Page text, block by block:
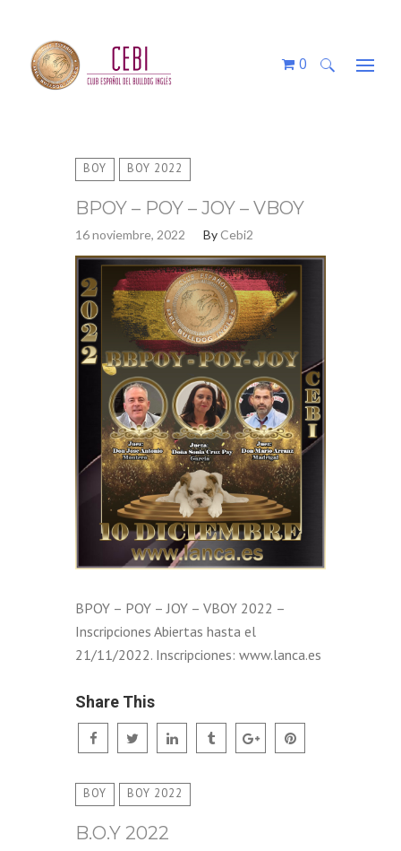
0
BOY BOY 2022
BPOY – POY – JOY – VBOY
16 noviembre, 2022 ByCebi2
BPOY – POY – JOY – VBOY 2022 –
Inscripciones Abiertas hasta el
21/11/2022. Inscripciones: www.lanca.es
Share This
BOY BOY 2022
B.O.Y 2022